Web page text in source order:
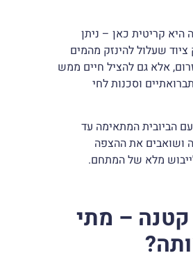
היא קריטית כאן – ניתן
שעלול להינזק מהמים
אלא גם להציל חיים ממש
וסכנות לחי
הביובית המתאימה עד
ושואבים את ההצפה
מלא של המתחם.
קטנה – מתי